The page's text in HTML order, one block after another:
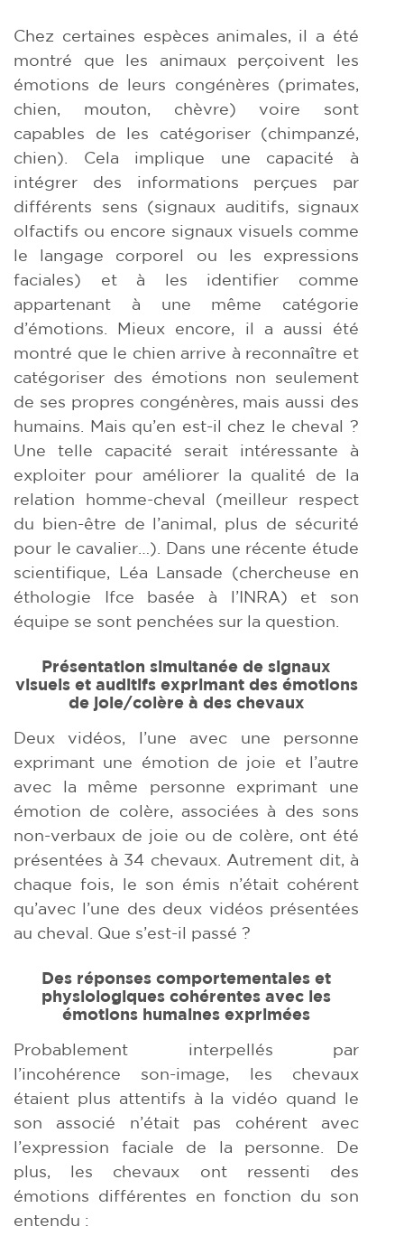
Chez certaines espèces animales, il a été
montré que les animaux perçoivent les
émotions de leurs congénères (primates,
chien, mouton, chèvre) voire sont
capables de les catégoriser (chimpanzé,
chien). Cela implique une capacité à
intégrer des informations perçues par
différents sens (signaux auditifs, signaux
olfactifs ou encore signaux visuels comme
le langage corporel ou les expressions
faciales) et à les identifier comme
appartenant à une même catégorie
d’émotions. Mieux encore, il a aussi été
montré que le chien arrive à reconnaître et
catégoriser des émotions non seulement
de ses propres congénères, mais aussi des
humains. Mais qu’en est-il chez le cheval ?
Une telle capacité serait intéressante à
exploiter pour améliorer la qualité de la
relation homme-cheval (meilleur respect
du bien-être de l’animal, plus de sécurité
pour le cavalier…). Dans une récente étude
scientifique, Léa Lansade (chercheuse en
éthologie Ifce basée à l’INRA) et son
équipe se sont penchées sur la question.
Présentation simultanée de signaux
visuels et auditifs exprimant des émotions
de joie/colère à des chevaux
Deux vidéos, l’une avec une personne
exprimant une émotion de joie et l’autre
avec la même personne exprimant une
émotion de colère, associées à des sons
non-verbaux de joie ou de colère, ont été
présentées à 34 chevaux. Autrement dit, à
chaque fois, le son émis n’était cohérent
qu’avec l’une des deux vidéos présentées
au cheval. Que s’est-il passé ?
Des réponses comportementales et
physiologiques cohérentes avec les
émotions humaines exprimées
Probablement interpellés par
l’incohérence son-image, les chevaux
étaient plus attentifs à la vidéo quand le
son associé n’était pas cohérent avec
l’expression faciale de la personne. De
plus, les chevaux ont ressenti des
émotions différentes en fonction du son
entendu :